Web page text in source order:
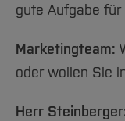
gute Aufgabe für
Marketingteam:
oder wollen Sie
Herr